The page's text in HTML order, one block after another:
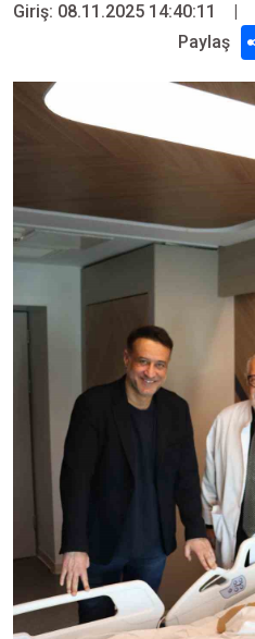
Giriş: 08.11.2025 14:40:11 |
Paylaş